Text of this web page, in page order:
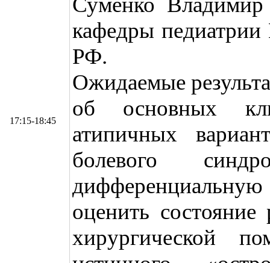
17:15-18:45
кафедры
РФ.
Ожидаемые
об основных
атипичных
болевого
оценить
хирургической